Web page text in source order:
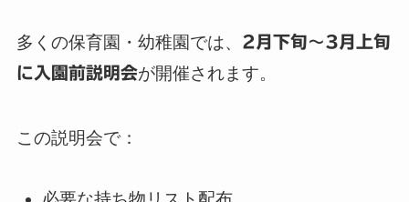
多くの保育園・幼稚園では、
2月下旬～3月上旬
に入園前説明会が開催されます。
この説明会で：